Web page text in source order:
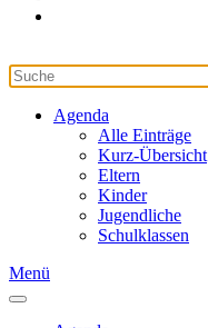
Agenda
Alle Einträge
Kurz-Übersicht
Eltern
Kinder
Jugendliche
Schulklassen
Menü